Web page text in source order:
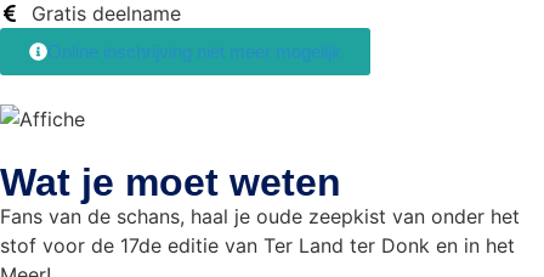
Gratis deelname
Online inschrijving niet meer mogelijk
Wat je moet weten
Fans van de schans, haal je oude zeepkist van onder het
stof voor de 17de editie van Ter Land ter Donk en in het